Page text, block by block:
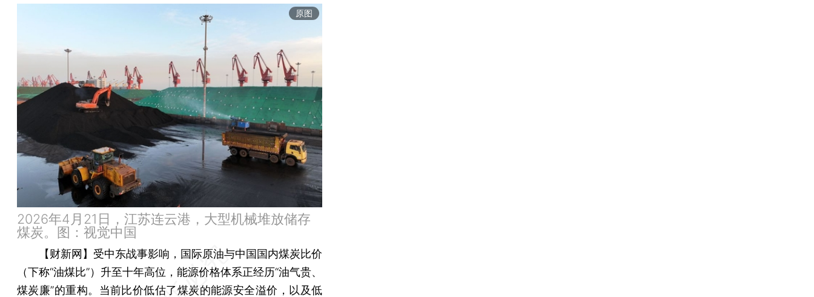
原图
2026年4月21日，江苏连云港，大型机械堆放储存
煤炭。图：视觉中国
【财新网】 受中东战事影响，国际原油与中国国内煤炭比价
（下称“油煤比”）升至十年高位，能源价格体系正经历“油气贵、
煤炭廉”的重构。当前比价低估了煤炭的能源安全溢价，以及低